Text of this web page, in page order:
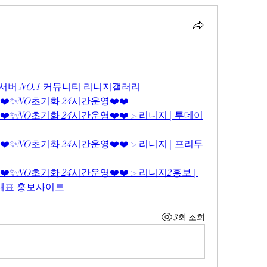
버 NO.1 커뮤니티 리니지갤러리
초기화 24시간운영❤️❤️
초기화 24시간운영❤️❤️ > 리니지 | 투데이
초기화 24시간운영❤️❤️ > 리니지 | 프리투
초기화 24시간운영❤️❤️ > 리니지2홍보 |
표 홍보사이트
3회 조회